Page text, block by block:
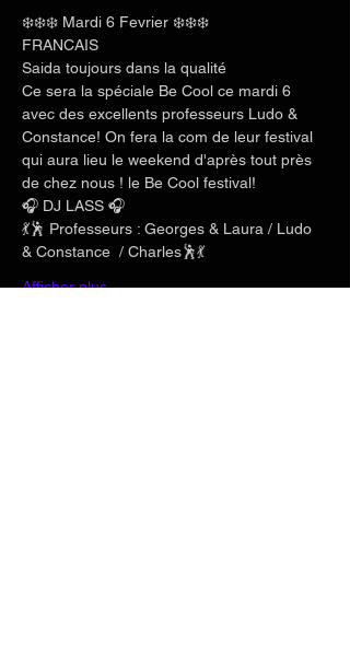
❄️❄️❄️ Mardi 6 Fevrier ❄️❄️❄️
FRANCAIS
Saida toujours dans la qualité
Ce sera la spéciale Be Cool ce mardi 6
avec des excellents professeurs Ludo &
Constance! On fera la com de leur festival
qui aura lieu le weekend d'après tout près
de chez nous ! le Be Cool festival!
🎧 DJ LASS 🎧
💃🕺 Professeurs : Georges & Laura / Ludo
& Constance  / Charles🕺💃
Afficher plus